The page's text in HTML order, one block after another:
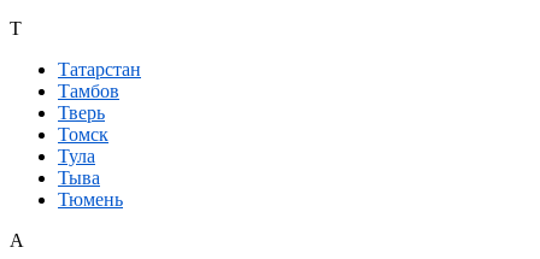
Т
Татарстан
Тамбов
Тверь
Томск
Тула
Тыва
Тюмень
А